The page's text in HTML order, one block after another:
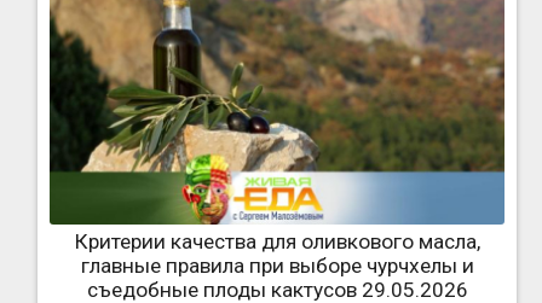
Критерии качества для оливкового масла,
главные правила при выборе чурчхелы и
съедобные плоды кактусов 29.05.2026